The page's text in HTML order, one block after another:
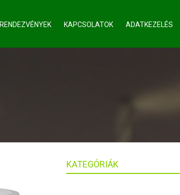
RENDEZVÉNYEK KAPCSOLATOK ADATKEZELÉS
KATEGÓRIÁK